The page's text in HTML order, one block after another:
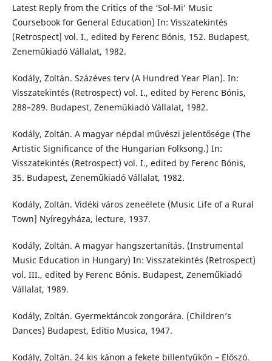
Latest Reply from the Critics of the ‘Sol-Mi’ Music
Coursebook for General Education) In: Visszatekintés
(Retrospect] vol. I., edited by Ferenc Bónis, 152. Budapest,
Zeneműkiadó Vállalat, 1982.
Kodály, Zoltán. Százéves terv (A Hundred Year Plan). In:
Visszatekintés (Retrospect) vol. I., edited by Ferenc Bónis,
288–289. Budapest, Zeneműkiadó Vállalat, 1982.
Kodály, Zoltán. A magyar népdal művészi jelentősége (The
Artistic Significance of the Hungarian Folksong.) In:
Visszatekintés (Retrospect) vol. I., edited by Ferenc Bónis,
35. Budapest, Zeneműkiadó Vállalat, 1982.
Kodály, Zoltán. Vidéki város zeneélete (Music Life of a Rural
Town] Nyíregyháza, lecture, 1937.
Kodály, Zoltán. A magyar hangszertanítás. (Instrumental
Music Education in Hungary) In: Visszatekintés (Retrospect)
vol. III., edited by Ferenc Bónis. Budapest, Zeneműkiadó
Vállalat, 1989.
Kodály, Zoltán. Gyermektáncok zongorára. (Children’s
Dances) Budapest, Editio Musica, 1947.
Kodály, Zoltán. 24 kis kánon a fekete billentyűkön – Előszó.